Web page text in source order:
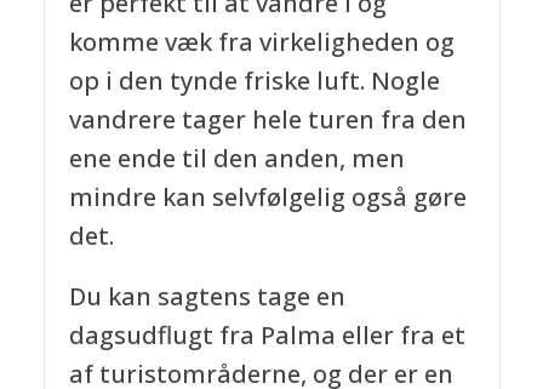
komme væk fra virkeligheden og
op i den tynde friske luft. Nogle
vandrere tager hele turen fra den
ene ende til den anden, men
mindre kan selvfølgelig også gøre
det.
Du kan sagtens tage en
dagsudflugt fra Palma eller fra et
af turistområderne, og der er en